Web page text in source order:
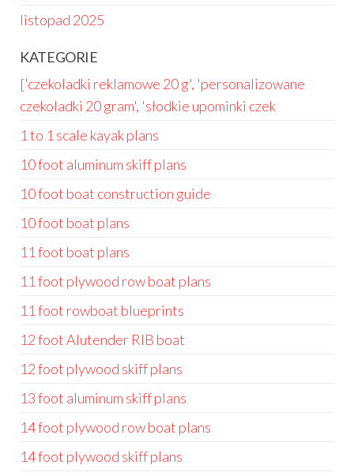
listopad 2025
KATEGORIE
['czekoladki reklamowe 20 g', 'personalizowane
czekoladki 20 gram', 'słodkie upominki czek
1 to 1 scale kayak plans
10 foot aluminum skiff plans
10 foot boat construction guide
10 foot boat plans
11 foot boat plans
11 foot plywood row boat plans
11 foot rowboat blueprints
12 foot Alutender RIB boat
12 foot plywood skiff plans
13 foot aluminum skiff plans
14 foot plywood row boat plans
14 foot plywood skiff plans